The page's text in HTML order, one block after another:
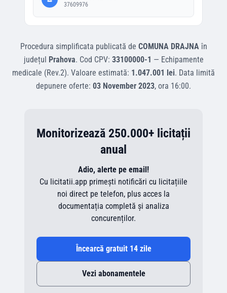
37609976
Procedura simplificata publicată de COMUNA DRAJNAîn
județul Prahova. Cod CPV: 33100000-1 — Echipamente
medicale (Rev.2). Valoare estimată: 1.047.001 lei. Data limită
depunere oferte: 03 November 2023, ora 16:00.
Monitorizează 250.000+ licitații
anual
Adio, alerte pe email!
Cu licitatii.app primești notificări cu licitațiile
noi direct pe telefon, plus acces la
documentația completă și analiza
concurenților.
Încearcă gratuit 14 zile
Vezi abonamentele